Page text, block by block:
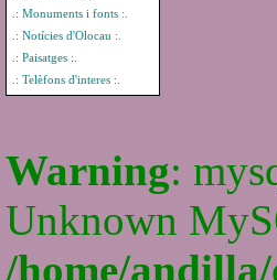
.: Monuments i fonts :.
.: Notícies d'Olocau :.
.: Paisatges :.
.: Telèfons d'interes :.
Warning:
Unknown
/home/